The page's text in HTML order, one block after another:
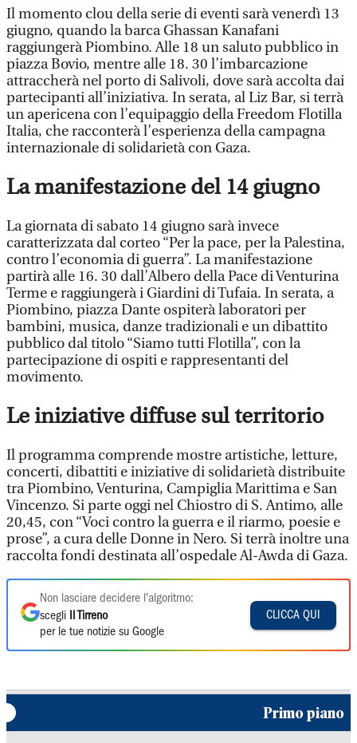
Il momento clou della serie di eventi sarà venerdì 13
giugno, quando la barca Ghassan Kanafani
raggiungerà Piombino. Alle 18 un saluto pubblico in
piazza Bovio, mentre alle 18. 30 l’imbarcazione
attraccherà nel porto di Salivoli, dove sarà accolta dai
partecipanti all’iniziativa. In serata, al Liz Bar, si terrà
un apericena con l’equipaggio della Freedom Flotilla
Italia, che racconterà l’esperienza della campagna
internazionale di solidarietà con Gaza.
La manifestazione del 14 giugno
La giornata di sabato 14 giugno sarà invece
caratterizzata dal corteo “Per la pace, per la Palestina,
contro l’economia di guerra”. La manifestazione
partirà alle 16. 30 dall’Albero della Pace di Venturina
Terme e raggiungerà i Giardini di Tufaia. In serata, a
Piombino, piazza Dante ospiterà laboratori per
bambini, musica, danze tradizionali e un dibattito
pubblico dal titolo “Siamo tutti Flotilla”, con la
partecipazione di ospiti e rappresentanti del
movimento.
Le iniziative diffuse sul territorio
Il programma comprende mostre artistiche, letture,
concerti, dibattiti e iniziative di solidarietà distribuite
tra Piombino, Venturina, Campiglia Marittima e San
Vincenzo. Si parte oggi nel Chiostro di S. Antimo, alle
20,45, con “Voci contro la guerra e il riarmo, poesie e
prose”, a cura delle Donne in Nero. Si terrà inoltre una
raccolta fondi destinata all’ospedale Al-Awda di Gaza.
Non lasciare decidere l'algoritmo:
scegli
Il Tirreno
per le tue notizie su Google
CLICCA QUI
Primo piano